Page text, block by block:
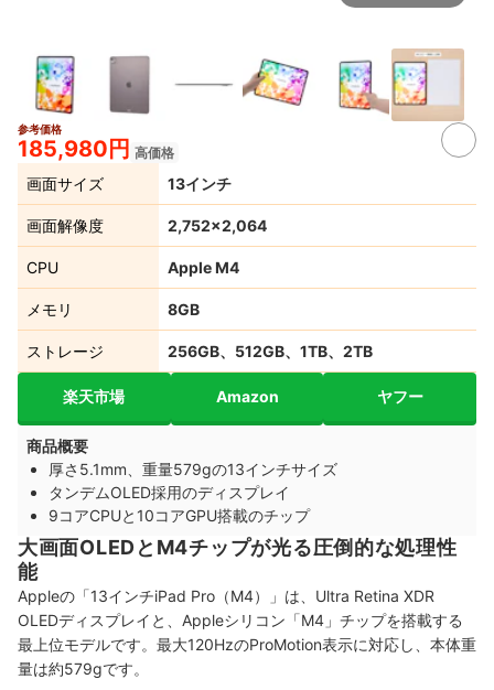
参考価格
185,980円 高価格
画面サイズ 13インチ
画面解像度 2,752×2,064
CPU Apple M4
メモリ 8GB
ストレージ 256GB、512GB、1TB、2TB
楽天市場 Amazon ヤフー
商品概要
厚さ5.1mm、重量579gの13インチサイズ
タンデムOLED採用のディスプレイ
9コアCPUと10コアGPU搭載のチップ
大画面OLEDとM4チップが光る圧倒的な処理性
能
Appleの「13インチiPad Pro（M4）」は、Ultra Retina XDR
OLEDディスプレイと、Appleシリコン「M4」チップを搭載する
最上位モデルです。最大120HzのProMotion表示に対応し、本体重
量は約579gです。